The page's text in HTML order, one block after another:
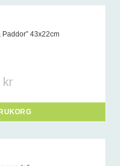
Paddor” 43x22cm
kr